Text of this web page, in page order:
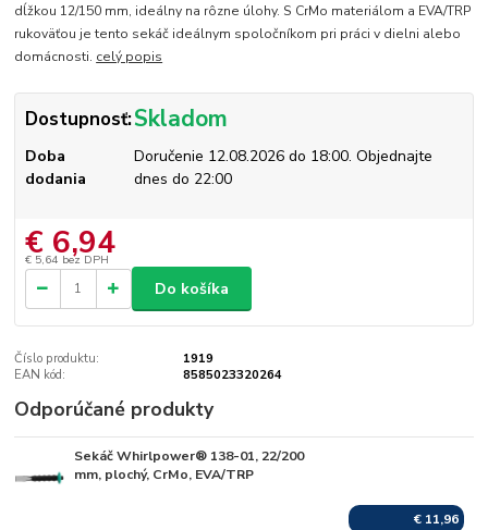
dĺžkou 12/150 mm, ideálny na rôzne úlohy. S CrMo materiálom a EVA/TRP
rukoväťou je tento sekáč ideálnym spoločníkom pri práci v dielni alebo
domácnosti. celý popis
Dostupnosť:Skladom
Doba
dodania
Doručenie 12.08.2026 do 18:00. Objednajte
dnes do 22:00
€ 6,94
€ 5,64 bez DPH
Do košíka
Číslo produktu:
1919
EAN kód:
8585023320264
Odporúčané produkty
Sekáč Whirlpower® 138-01, 22/200
mm, plochý, CrMo, EVA/TRP
€ 11,96